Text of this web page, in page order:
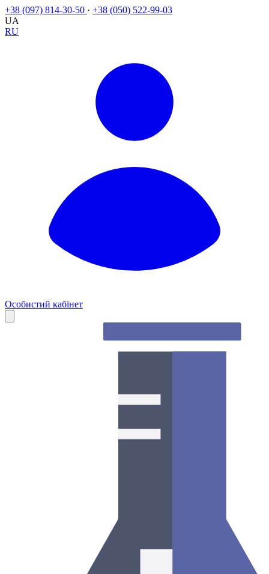
+38 (097) 814-30-50 · +38 (050) 522-99-03
UA
RU
Особистий кабінет